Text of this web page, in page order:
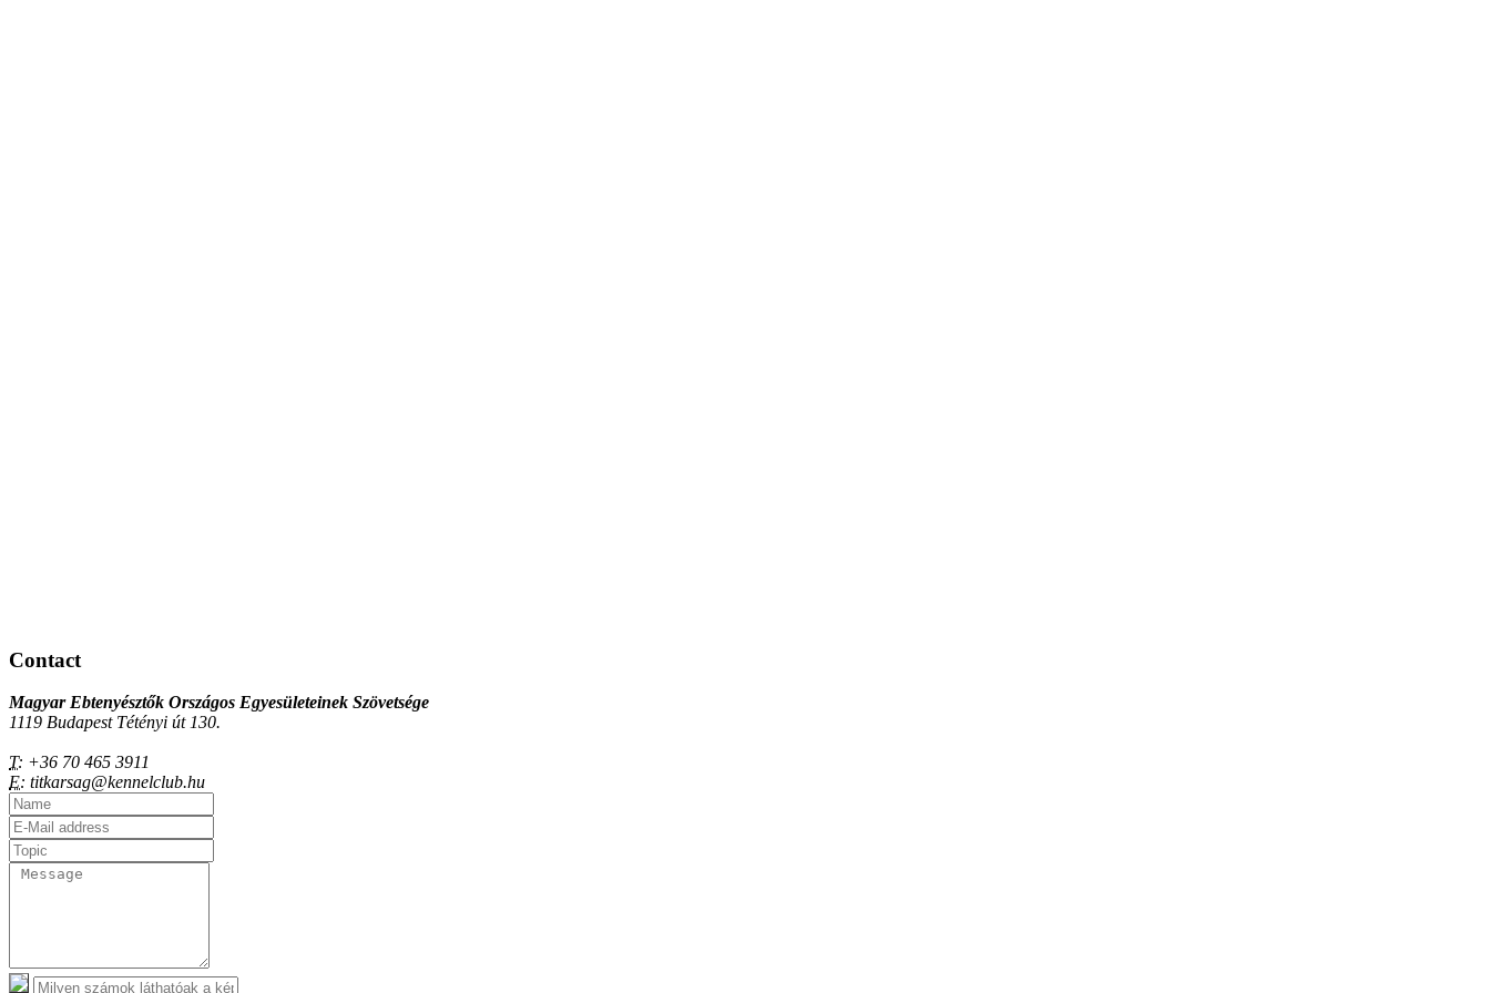
Contact
Magyar Ebtenyésztők Országos Egyesületeinek Szövetsége
1119 Budapest Tétényi út 130.
T: +36 70 465 3911
E: titkarsag@kennelclub.hu